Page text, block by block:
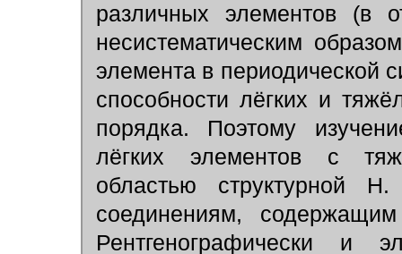
различных элементов (в
несистематическим
элемента в периодической
способности лёгких и
порядка. Поэтому
лёгких элементов с
областью структурной
соединениям,
Рентгенографически и